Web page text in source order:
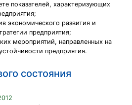
показателей, характеризующих
экономического развития и
предприятия;
мероприятий, направленных на
предприятия.
состояния